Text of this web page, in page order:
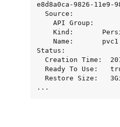
e8d8a0ca-9826-11e9-
Status:
...